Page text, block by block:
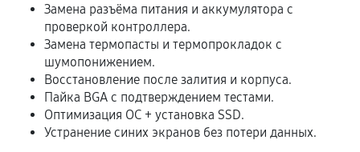
В некоторых случаях возможно оформление
расширенной гарантии. Стоимость, сроки и
условия продления согласовываются отдельно и
фиксируются в документах.
Когда гарантия не действует
Замена разъёма питания и аккумулятора с
проверкой контроллера.
Замена термопасты и термопрокладок с
шумопонижением.
Восстановление после залития и корпуса.
Пайка BGA с подтверждением тестами.
Оптимизация ОС + установка SSD.
Устранение синих экранов без потери данных.